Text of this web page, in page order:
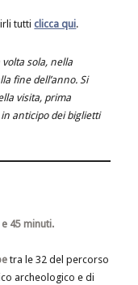
tutticlicca qui.
sola, nella
fine dell’anno. Si
visita, prima
anticipo dei biglietti
45 minuti.
tra le 32 del percorso
archeologico e di